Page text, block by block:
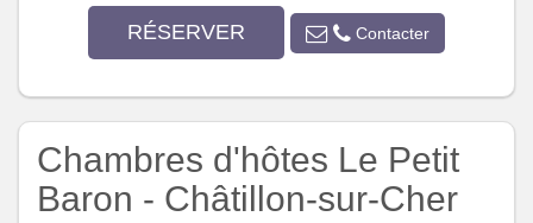
RÉSERVER Contacter
Chambres d'hôtes Le Petit
Baron - Châtillon-sur-Cher